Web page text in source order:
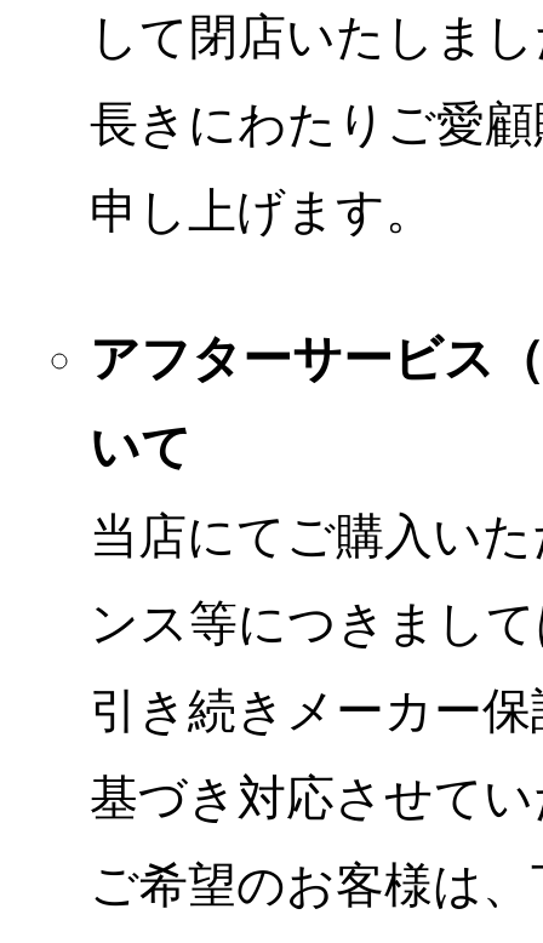
して閉店いたしま
長きにわたりご愛
申し上げます。
アフターサービス
いて
当店にてご購入い
ンス等につきまし
引き続きメーカー
基づき対応させて
ご希望のお客様は